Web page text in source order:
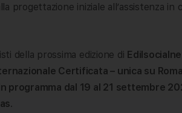
progettazione iniziale all’assistenza
della prossima edizione di
Certificata – unica su
programma dal 19 al 21 settembre
.